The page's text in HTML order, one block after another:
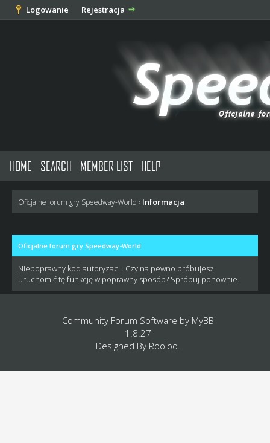
Logowanie Rejestracja
HOME SEARCH MEMBER LIST HELP
Oficjalne forum gry Speedway-World › Informacja
Oficjalne forum gry Speedway-World
Niepoprawny kod autoryzacji. Czy na pewno próbujesz
uruchomić tę funkcję w poprawny sposób? Spróbuj ponownie.
Community Forum Software by MyBB
1.8.27
Designed By Rooloo.